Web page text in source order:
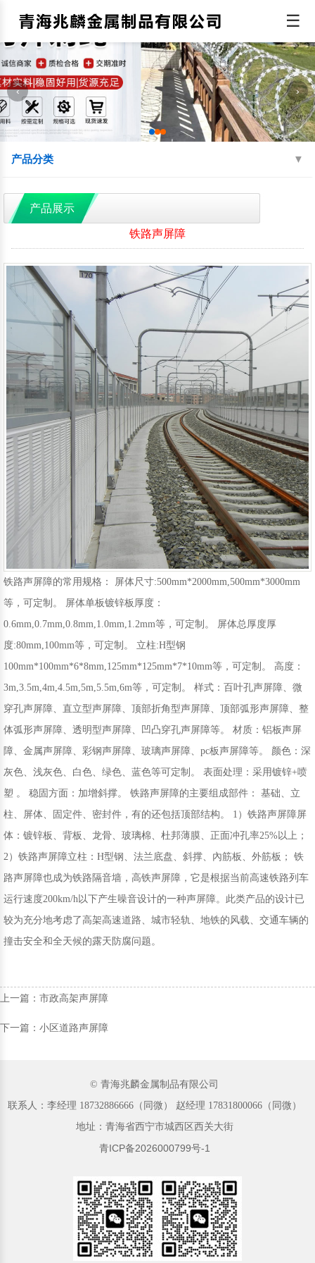
☰
‹ ›
产品分类
机场围界 监狱钢网墙 边境线防护网
球场围网 蛇腹型刀刺网 防抛网
防眩网 铁艺护栏 铝艺护栏
交通护栏 防撞护栏 水源地护栏
人行道护栏 绿化护栏
铁路护栏 声屏障
围挡
产品展示
铁路声屏障
铁路声屏障的常用规格： 屏体尺寸:500mm*2000mm,500mm*3000mm
等，可定制。 屏体单板镀锌板厚度：
0.6mm,0.7mm,0.8mm,1.0mm,1.2mm等，可定制。 屏体总厚度厚
度:80mm,100mm等，可定制。 立柱:H型钢
100mm*100mm*6*8mm,125mm*125mm*7*10mm等，可定制。 高度：
3m,3.5m,4m,4.5m,5m,5.5m,6m等，可定制。 样式：百叶孔声屏障、微
穿孔声屏障、直立型声屏障、顶部折角型声屏障、顶部弧形声屏障、整
体弧形声屏障、透明型声屏障、凹凸穿孔声屏障等。 材质：铝板声屏
障、金属声屏障、彩钢声屏障、玻璃声屏障、pc板声屏障等。 颜色：深
灰色、浅灰色、白色、绿色、蓝色等可定制。 表面处理：采用镀锌+喷
塑 。 稳固方面：加增斜撑。 铁路声屏障的主要组成部件： 基础、立
柱、屏体、固定件、密封件，有的还包括顶部结构。 1）铁路声屏障屏
体：镀锌板、背板、龙骨、玻璃棉、杜邦薄膜、正面冲孔率25%以上；
2）铁路声屏障立柱：H型钢、法兰底盘、斜撑、內筋板、外筋板； 铁
路声屏障也成为铁路隔音墙，高铁声屏障，它是根据当前高速铁路列车
运行速度200km/h以下产生噪音设计的一种声屏障。此类产品的设计已
较为充分地考虑了高架高速道路、城市轻轨、地铁的风载、交通车辆的
撞击安全和全天候的露天防腐问题。
上一篇：市政高架声屏障
下一篇：小区道路声屏障
© 青海兆麟金属制品有限公司
联系人：李经理‬ 18732886666（同微）‬‬ 赵经理 17831800066（同微）
地址：青海省西宁市城西区西关大街
青ICP备2026000799号-1